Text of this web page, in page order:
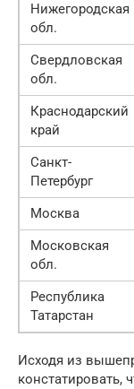
Нижегородская
обл.
Свердловская
обл.
Краснодарский
край
Санкт-
Петербург
Москва
Московская
обл.
Республика
Татарстан
Исходя из
констатировать,